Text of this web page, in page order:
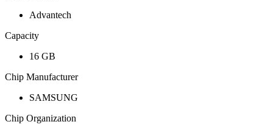
Advantech
Capacity
16 GB
Chip Manufacturer
SAMSUNG
Chip Organization